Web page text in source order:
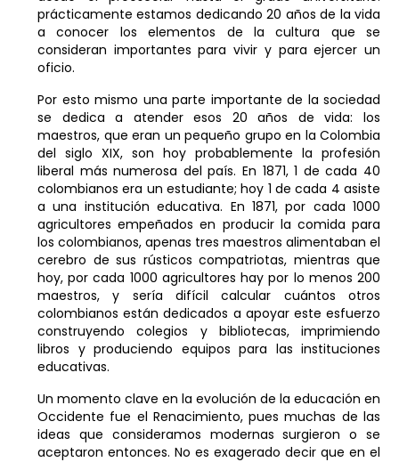
prácticamente estamos dedicando 20 años de la vida
a conocer los elementos de la cultura que se
consideran importantes para vivir y para ejercer un
oficio.
Por esto mismo una parte importante de la sociedad
se dedica a atender esos 20 años de vida: los
maestros, que eran un pequeño grupo en la Colombia
del siglo XIX, son hoy probablemente la profesión
liberal más numerosa del país. En 1871, 1 de cada 40
colombianos era un estudiante; hoy 1 de cada 4 asiste
a una institución educativa. En 1871, por cada 1000
agricultores empeñados en producir la comida para
los colombianos, apenas tres maestros alimentaban el
cerebro de sus rústicos compatriotas, mientras que
hoy, por cada 1000 agricultores hay por lo menos 200
maestros, y sería difícil calcular cuántos otros
colombianos están dedicados a apoyar este esfuerzo
construyendo colegios y bibliotecas, imprimiendo
libros y produciendo equipos para las instituciones
educativas.
Un momento clave en la evolución de la educación en
Occidente fue el Renacimiento, pues muchas de las
ideas que consideramos modernas surgieron o se
aceptaron entonces. No es exagerado decir que en el